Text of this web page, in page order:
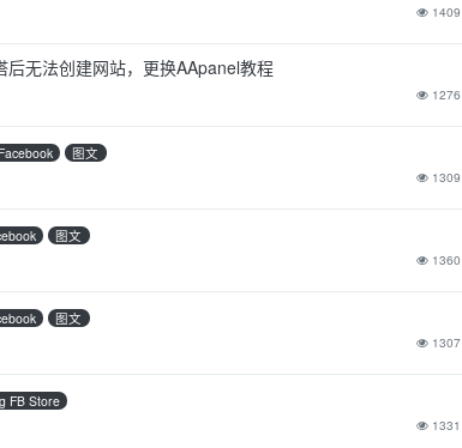
1409
无法创建网站，更换AApanel教程
1276
Facebook 图文
1309
图文
1360
图文
1307
FB Store
1331